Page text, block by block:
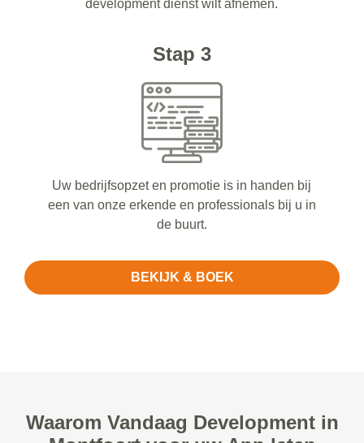
development dienst wilt afnemen.
Stap 3
Uw bedrijfsopzet en promotie is in handen bij
een van onze erkende en professionals bij u in
de buurt.
BEKIJK & BOEK
Waarom Vandaag Development in